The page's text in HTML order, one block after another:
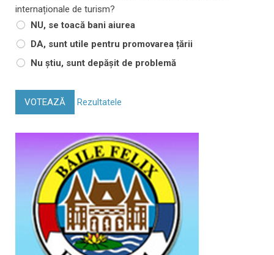
internaționale de turism?
NU, se toacă bani aiurea
DA, sunt utile pentru promovarea țării
Nu știu, sunt depășit de problemă
VOTEAZĂ Rezultatele